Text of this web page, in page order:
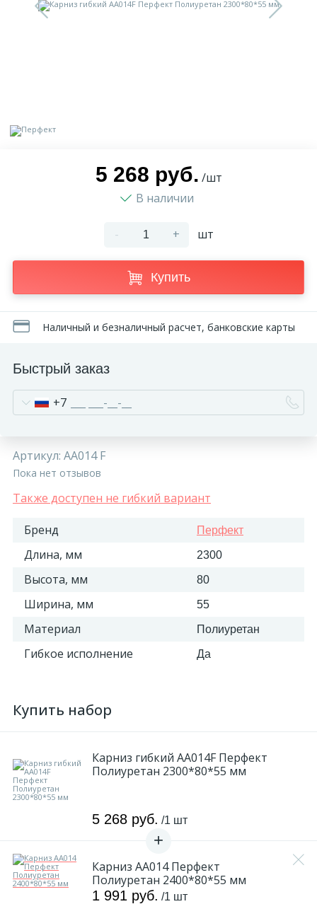
5 268 руб. /шт
В наличии
- + шт
Купить
Наличный и безналичный расчет, банковские карты
Быстрый заказ
+7
Артикул: AA014 F
Пока нет отзывов
Также доступен не гибкий вариант
Бренд Перфект
Длина, мм 2300
Высота, мм 80
Ширина, мм 55
Материал Полиуретан
Гибкое исполнение Да
Купить набор
Карниз гибкий AA014F Перфект
Полиуретан 2300*80*55 мм
5 268 руб. /1 шт
Карниз АA014 Перфект
Полиуретан 2400*80*55 мм
1 991 руб. /1 шт
Доставка
Сотрудничество